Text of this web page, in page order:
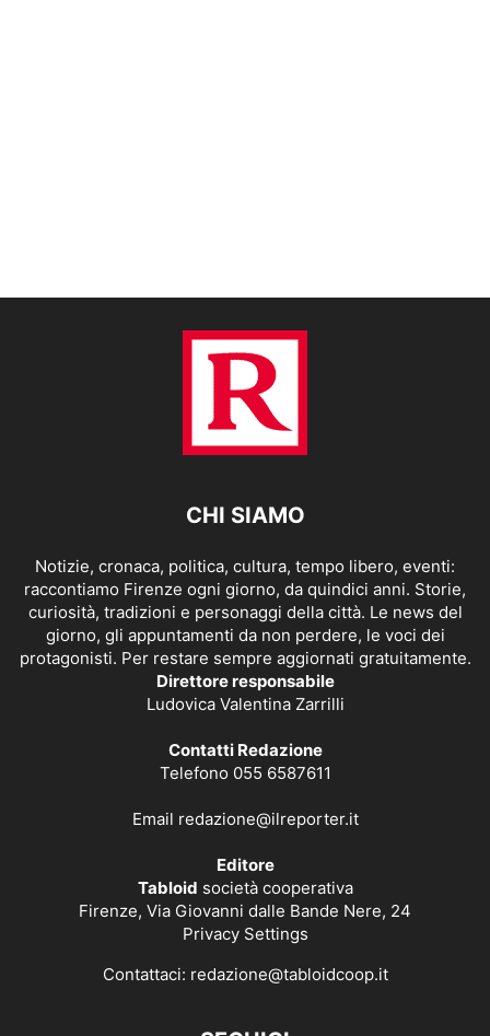
CHI SIAMO
Notizie, cronaca, politica, cultura, tempo libero, eventi:
raccontiamo Firenze ogni giorno, da quindici anni. Storie,
curiosità, tradizioni e personaggi della città. Le news del
giorno, gli appuntamenti da non perdere, le voci dei
protagonisti. Per restare sempre aggiornati gratuitamente.
Direttore responsabile
Ludovica Valentina Zarrilli
Contatti Redazione
Telefono 055 6587611
Email redazione@ilreporter.it
Editore
Tabloid società cooperativa
Firenze, Via Giovanni dalle Bande Nere, 24
Privacy Settings
Contattaci: redazione@tabloidcoop.it